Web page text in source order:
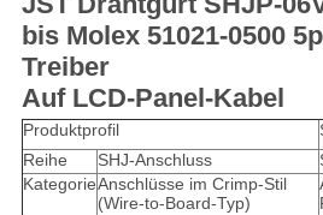
bis Molex 51021-0500
Treiber
Auf LCD-Panel-Kabel
Produktprofil
Reihe
SHJ-Anschluss
KategorieAnschlüsse im Crimp-Stil
(Wire-to-Board-Typ)